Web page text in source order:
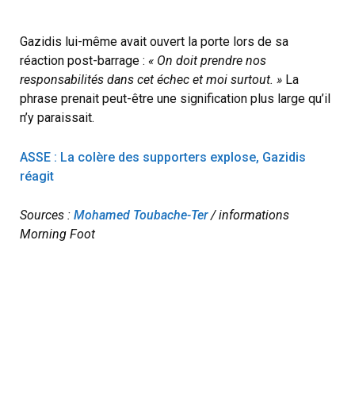
Gazidis lui-même avait ouvert la porte lors de sa
réaction post-barrage : « On doit prendre nos
responsabilités dans cet échec et moi surtout. » La
phrase prenait peut-être une signification plus large qu’il
n’y paraissait.
ASSE : La colère des supporters explose, Gazidis
réagit
Sources : Mohamed Toubache-Ter/ informations
Morning Foot